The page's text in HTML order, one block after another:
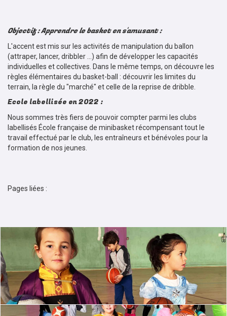
Objectif : Apprendre le basket en s'amusant :
L'accent est mis sur les activités de manipulation du ballon
(attraper, lancer, dribbler ...) afin de développer les capacités
individuelles et collectives. Dans le même temps, on découvre les
règles élémentaires du basket-ball : découvrir les limites du
terrain, la règle du "marché" et celle de la reprise de dribble.
Ecole labellisée en 2022 :
Nous sommes très fiers de pouvoir compter parmi les clubs
labellisés École française de minibasket récompensant tout le
travail effectué par le club, les entraîneurs et bénévoles pour la
formation de nos jeunes.
Pages liées :
U11M
U11F d'Alicia